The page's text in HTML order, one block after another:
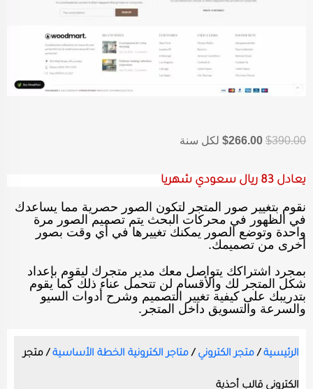
$390.00
$266.00 لكل سنة
يعادل 83 ريال سعودي شهريا
نقوم بتغيير صور المتجر لتكون الصور حصرية مما يساعدك
في الظهور في محركات البحث يتم تصميم الصور مرة
واحدة وتوضع الصور يمكنك تغييرها في أي وقت بصور
أخرى من تصميمك.
بمجرد اشتراكك يتواصل معك مدير متجرك ليقوم بإعداد
شكل المتجر لك والأقسام لن تتحمل عناء ذلك كما يقوم
بتدريبك على كيفية تغيير التصميم وشرح أدوات السيو
والسرعة والتسويق داخل المتجر.
الرئيسية/متجر الكتروني/متاجر الكترونية الخطة الأساسية/ متجر
الكتروني قالب أحذية